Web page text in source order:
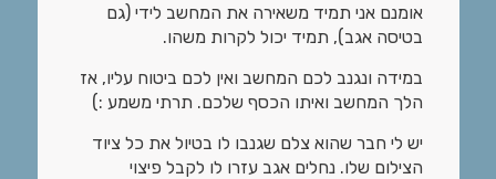
אומנם אני תמיד משאירה את המחשב לידי (גם
בטיסה אגב), תמיד יכול לקרות משהו.
במידה ונגנב לכם המחשב ואין לכם ביטוח עליו, אז
הלך המחשב ואיתו הכסף שלכם. תרתי משמע :)
יש לי חבר שהוא צלם שגנבו לו בטיול את כל ציוד
הצילום שלו. נחלים אגב עזרו לו לקבל פיצוי